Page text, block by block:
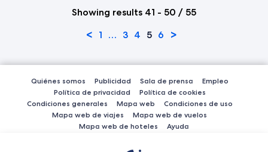
Showing results 41 - 50 / 55
< 1 … 3 4 5 6 >
Quiénes somos Publicidad Sala de prensa
Empleo
Política de privacidad
Política de cookies
Condiciones generales
Mapa web
Condiciones de uso
Mapa web de viajes
Mapa web de vuelos
Mapa web de hoteles
Ayuda